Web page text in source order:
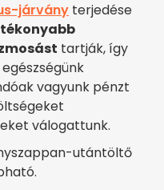
járvány terjedése
tartják, így
vagyunk pénzt
válogattunk.
utántöltő